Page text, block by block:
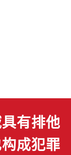
有排他
成犯罪